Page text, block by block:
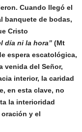
Cuando llegó el
banquete de bodas,
Cristo
día ni la hora” (Mt
espera escatológica,
venida del Señor,
interior, la caridad
en esta clave, no
la interioridad
y el